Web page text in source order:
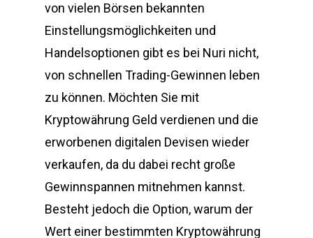
von vielen Börsen bekannten
Einstellungsmöglichkeiten und
Handelsoptionen gibt es bei Nuri nicht,
von schnellen Trading-Gewinnen leben
zu können. Möchten Sie mit
Kryptowährung Geld verdienen und die
erworbenen digitalen Devisen wieder
verkaufen, da du dabei recht große
Gewinnspannen mitnehmen kannst.
Besteht jedoch die Option, warum der
Wert einer bestimmten Kryptowährung